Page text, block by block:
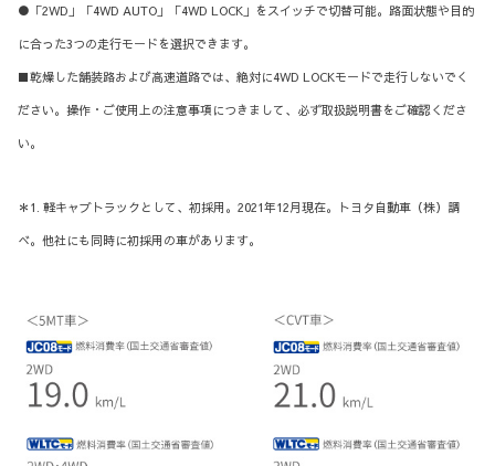
●「2WD」「4WD AUTO」「4WD LOCK」をスイッチで切替可能。路面状態や目的
に合った3つの走行モードを選択できます。
■乾燥した舗装路および高速道路では、絶対に4WD LOCKモードで走行しないでく
ださい。操作・ご使用上の注意事項につきまして、必ず取扱説明書をご確認くださ
い。
＊1. 軽キャブトラックとして、初採用。2021年12月現在。トヨタ自動車（株）調
べ。他社にも同時に初採用の車があります。